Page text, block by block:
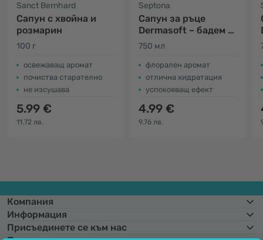
Sanct Bernhard
Сапун с хвойна и
розмарин
100 г
освежаващ аромат
почиства старателно
не изсушава
5.99 €
11.72 лв.
Septona
Сапун за ръце
Dermasoft – бадем и
роза
750 мл
флорален аромат
отлична хидратация
успокояващ ефект
4.99 €
9.76 лв.
Компания
Информация
Присъединете се към нас